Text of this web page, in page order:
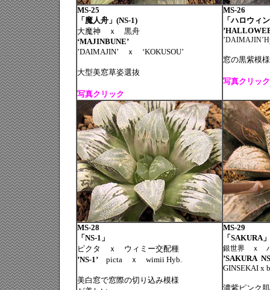
MS-25
「魔人舟」(NS-1)
大魔神 ｘ 黒舟
‘MAJINBUNE’
’DAIMAJIN’ ｘ ‘KOKUSOU’
大型美窓草姿選抜
写真クリック
MS-26
「ハロウィ
窓の黒紫模
写真クリック
MS-28
「NS-1」
ピクタ ｘ ウィミー交配種
’NS-1’
pictaｘ wimii Hyb.
美白窓で窓際の切り込み模様
MS-29
「SAKURA
銀世界 ｘ
’SAKURA
GINSEKAI x
濃紫ピンク